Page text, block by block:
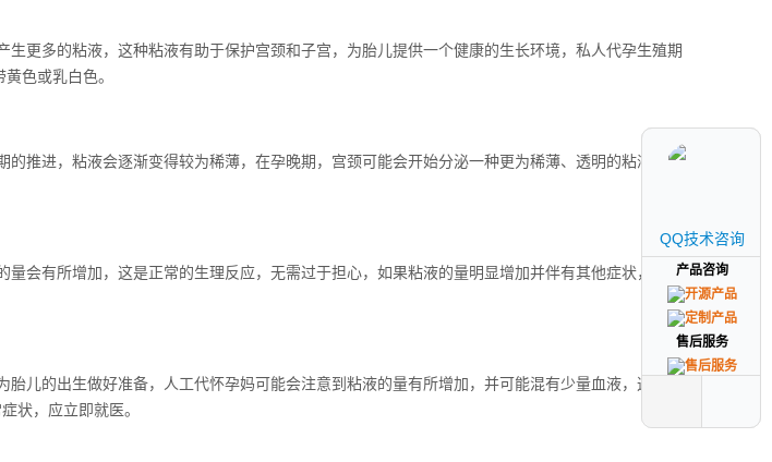
生更多的粘液，这种粘液有助于保护宫颈和子宫，为胎儿提供一个健康的生长环境，私人代孕生殖期
色或乳白色。
的推进，粘液会逐渐变得较为稀薄，在孕晚期，宫颈可能会开始分泌一种更为稀薄、透明的粘液栓，
量会有所增加，这是正常的生理反应，无需过于担心，如果粘液的量明显增加并伴有其他症状，如瘙
儿的出生做好准备，人工代怀孕妈可能会注意到粘液的量有所增加，并可能混有少量血液，这是正
状，应立即就医。
QQ技术咨询
产品咨询
售后服务
QQ技术咨询
产品咨询
售后服务